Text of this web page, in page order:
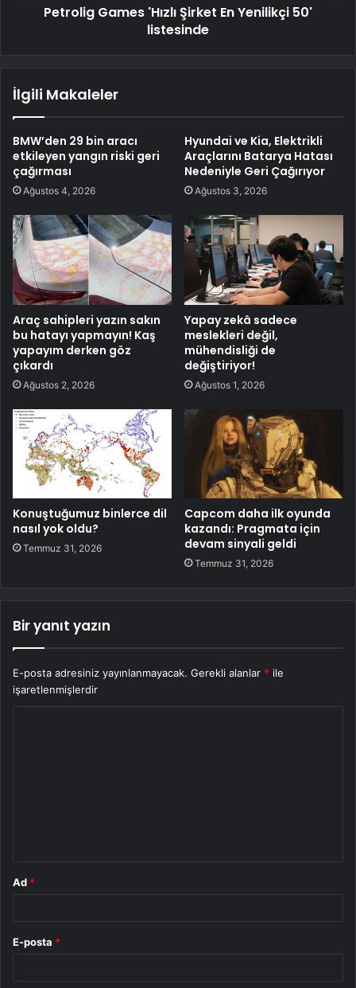
Petrolig Games 'Hızlı Şirket En Yenilikçi 50'
listesinde
İlgili Makaleler
BMW’den 29 bin aracı
etkileyen yangın riski geri
çağırması
Ağustos 4, 2026
Hyundai ve Kia, Elektrikli
Araçlarını Batarya Hatası
Nedeniyle Geri Çağırıyor
Ağustos 3, 2026
Araç sahipleri yazın sakın
bu hatayı yapmayın! Kaş
yapayım derken göz
çıkardı
Ağustos 2, 2026
Yapay zekâ sadece
meslekleri değil,
mühendisliği de
değiştiriyor!
Ağustos 1, 2026
Konuştuğumuz binlerce dil
nasıl yok oldu?
Temmuz 31, 2026
Capcom daha ilk oyunda
kazandı: Pragmata için
devam sinyali geldi
Temmuz 31, 2026
Bir yanıt yazın
E-posta adresiniz yayınlanmayacak. Gerekli alanlar * ile
işaretlenmişlerdir
Ad *
E-posta *